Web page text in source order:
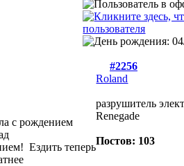
#2256
с рождением
Ездить теперь
Roland
разрушитель
Renegade
Постов: 103